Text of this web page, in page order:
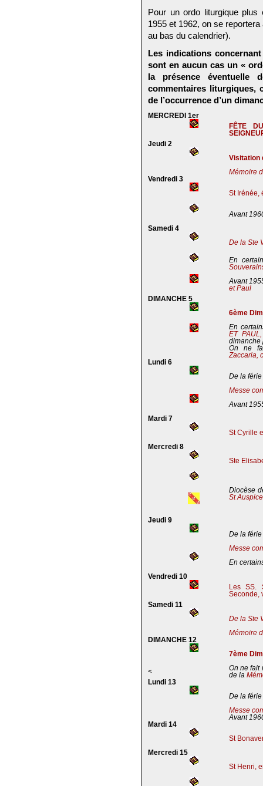
Pour un ordo liturgique plus
1955 et 1962, on se
au bas du calendrier).
Les indications
sont en aucun cas un «
la présence éventuelle
commentaires liturgiques,
de l’occurrence d’un
MERCREDI 1er
FÊTE
Jeudi 2
Visitation
Mémoire
Vendredi 3
St Irénée,
Avant
Samedi 4
De la Ste
En
Avant
et Paul
DIMANCHE 5
6ème
En
ET
dimanche
On ne
Zaccaria,
Lundi 6
De la férie
Messe
Avant
Mardi 7
St Cyrille
Mercredi 8
Ste
Diocèse
St
Jeudi 9
De la férie
Messe
En
Vendredi 10
Les SS.
Seconde,
Samedi 11
De la Ste
Mémoire
DIMANCHE 12
7ème
<
On ne fait
de la
Lundi 13
De la férie
Messe
Avant
Mardi 14
St
Mercredi 15
St Henri,